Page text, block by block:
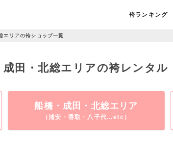
袴ランキング
エリアの袴ショップ一覧
田・北総エリアの袴レンタル
船橋・成田・北総エリア
（浦安・香取・八千代…etc）